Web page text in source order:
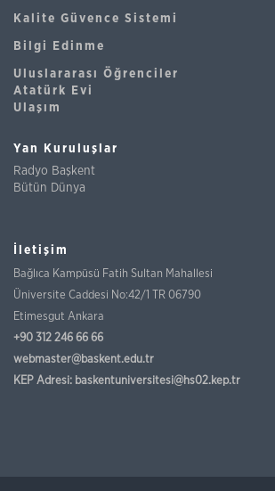
Kalite Güvence Sistemi
Bilgi Edinme
Uluslararası Öğrenciler
Atatürk Evi
Ulaşım
Yan Kuruluşlar
Radyo Başkent
Bütün Dünya
İletişim
Bağlıca Kampüsü Fatih Sultan Mahallesi
Üniversite Caddesi No:42/1 TR 06790
Etimesgut Ankara
+90 312 246 66 66
webmaster@baskent.edu.tr
KEP Adresi: baskentuniversitesi@hs02.kep.tr